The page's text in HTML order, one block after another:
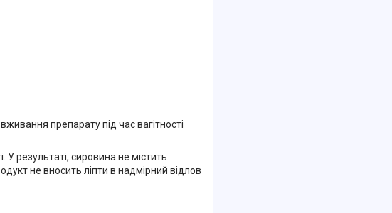
препарату під час вагітності
результаті, сировина не містить
не вносить ліпти в надмірний відлов